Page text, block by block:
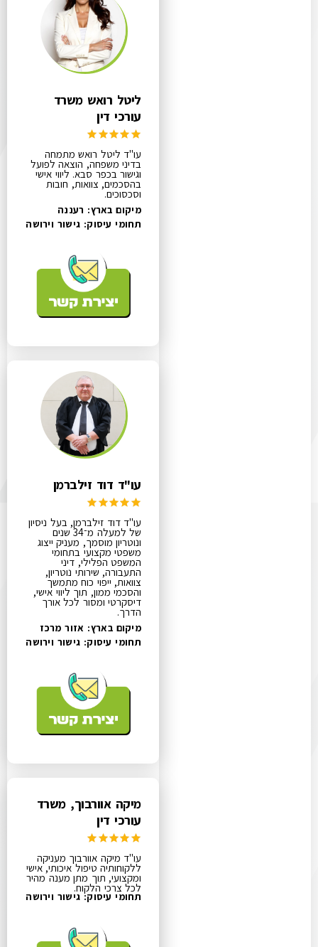
ליטל רואש משרד
עורכי דין
עו"ד ליטל רואש מתמחה
בדיני משפחה, הוצאה לפועל
וגישור בכפר סבא. ליווי אישי
בהסכמים, צוואות, חובות
וסכסוכים.
מיקום בארץ: רעננה
תחומי עיסוק: גישור וירושה
עו"ד דוד זילברמן
עו"ד דוד זילברמן, בעל ניסיון
של למעלה מ־34 שנים
ונוטריון מוסמך, מעניק ייצוג
משפטי מקצועי בתחומי
המשפט הפלילי, דיני
התעבורה, שירותי נוטריון,
צוואות, ייפוי כוח מתמשך
והסכמי ממון, תוך ליווי אישי,
דיסקרטי ומסור לכל אורך
הדרך.
מיקום בארץ: אזור מרכז
תחומי עיסוק: גישור וירושה
מיקה אוורבוך, משרד
עורכי דין
עו"ד מיקה אוורבוך מעניקה
ללקוחותיה טיפול איכותי, אישי
ומקצועי, תוך מתן מענה מהיר
לכל צרכי הלקוח.
תחומי עיסוק: גישור וירושה